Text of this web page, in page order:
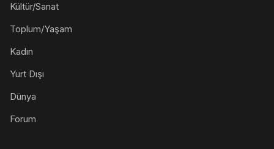
Kültür/Sanat
Toplum/Yaşam
Kadın
Yurt Dışı
Dünya
Forum